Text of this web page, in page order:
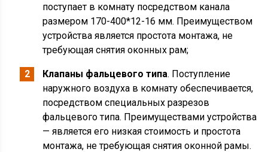
поступает в комнату посредством канала
размером 170-400*12-16 мм. Преимуществом
устройства является простота монтажа, не
требующая снятия оконных рам;
Клапаны фальцевого типа. Поступление
наружного воздуха в комнату обеспечивается,
посредством специальных разрезов
фальцевого типа. Преимуществами устройства
— является его низкая стоимость и простота
монтажа, не требующая снятия оконной рамы.